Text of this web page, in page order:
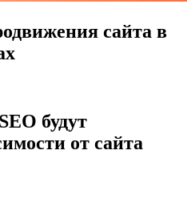
сайта в
будут
от сайта